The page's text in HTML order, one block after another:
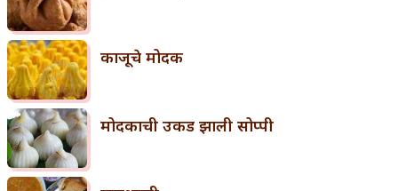
काजूचे मोदक
मोदकाची उकड झाली सोप्पी